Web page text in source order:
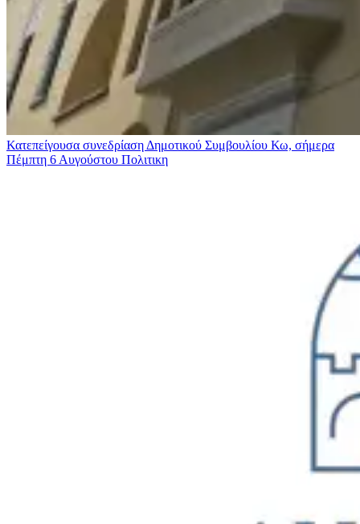
Κατεπείγουσα συνεδρίαση Δημοτικού Συμβουλίου Κω, σήμερα
Πέμπτη 6 Αυγούστου Πολιτικη